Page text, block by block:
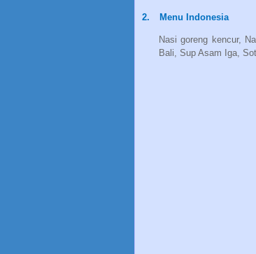
2. Menu Indonesia
Nasi goreng kencur,
Bali, Sup Asam Iga,